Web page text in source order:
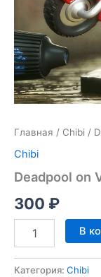
Главная / Chibi /
Chibi
Deadpool on
300 ₽
Количество
товара
on
В
Категория: Chibi